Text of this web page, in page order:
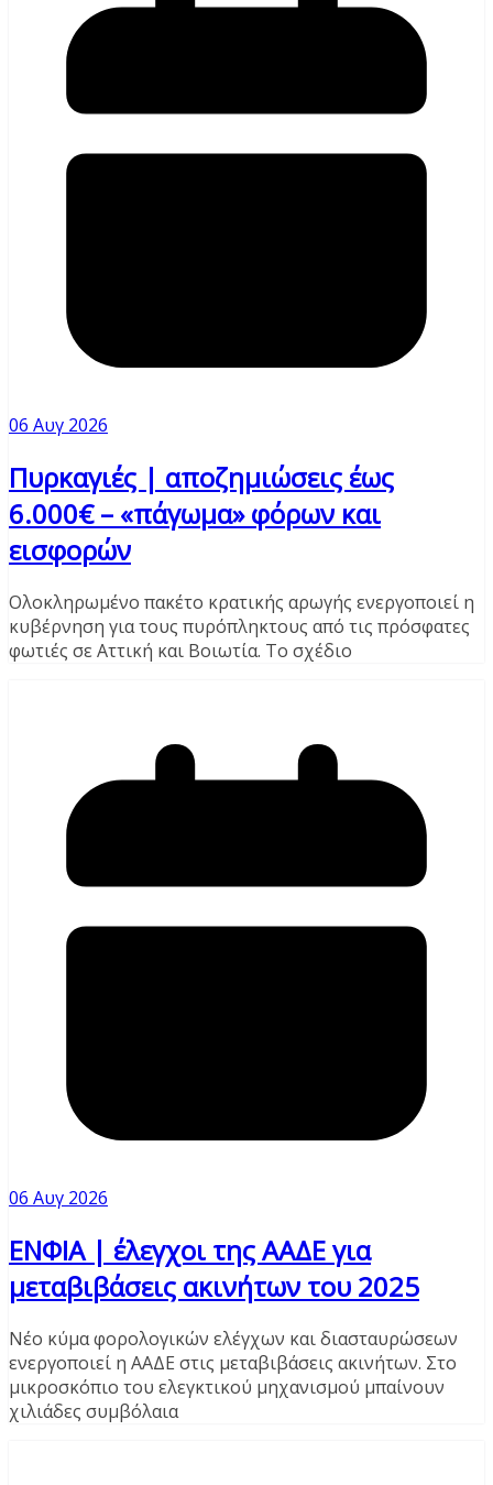
06 Αυγ 2026
Πυρκαγιές | αποζημιώσεις έως
6.000€ – «πάγωμα» φόρων και
εισφορών
Ολοκληρωμένο πακέτο κρατικής αρωγής ενεργοποιεί η
κυβέρνηση για τους πυρόπληκτους από τις πρόσφατες
φωτιές σε Αττική και Βοιωτία. Το σχέδιο
06 Αυγ 2026
ΕΝΦΙΑ | έλεγχοι της ΑΑΔΕ για
μεταβιβάσεις ακινήτων του 2025
Νέο κύμα φορολογικών ελέγχων και διασταυρώσεων
ενεργοποιεί η ΑΑΔΕ στις μεταβιβάσεις ακινήτων. Στο
μικροσκόπιο του ελεγκτικού μηχανισμού μπαίνουν
χιλιάδες συμβόλαια